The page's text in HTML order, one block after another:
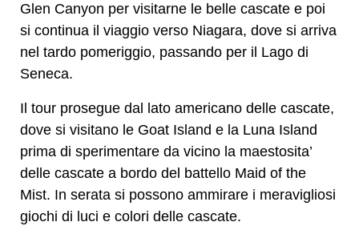
Glen Canyon per visitarne le belle cascate e poi
si continua il viaggio verso Niagara, dove si arriva
nel tardo pomeriggio, passando per il Lago di
Seneca.
Il tour prosegue dal lato americano delle cascate,
dove si visitano le Goat Island e la Luna Island
prima di sperimentare da vicino la maestosita’
delle cascate a bordo del battello Maid of the
Mist. In serata si possono ammirare i meravigliosi
giochi di luci e colori delle cascate.